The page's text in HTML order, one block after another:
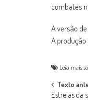
combates
A versão
A
Leia mais
Post
Texto
Estreias da